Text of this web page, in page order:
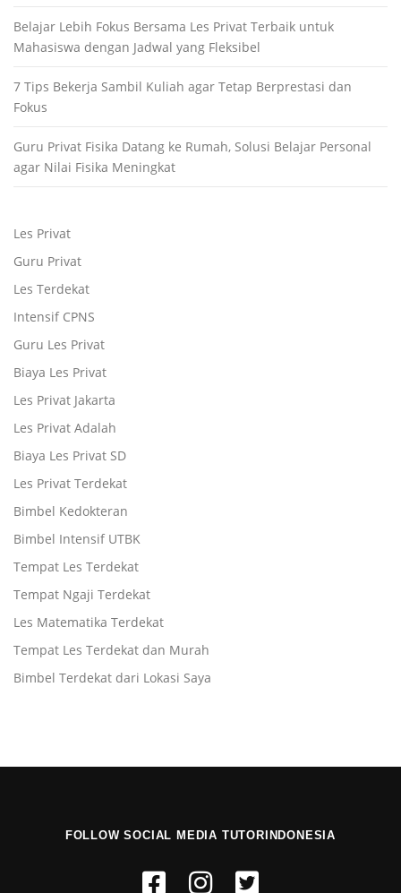
Belajar Lebih Fokus Bersama Les Privat Terbaik untuk
Mahasiswa dengan Jadwal yang Fleksibel
7 Tips Bekerja Sambil Kuliah agar Tetap Berprestasi dan
Fokus
Guru Privat Fisika Datang ke Rumah, Solusi Belajar Personal
agar Nilai Fisika Meningkat
Les Privat
Guru Privat
Les Terdekat
Intensif CPNS
Guru Les Privat
Biaya Les Privat
Les Privat Jakarta
Les Privat Adalah
Biaya Les Privat SD
Les Privat Terdekat
Bimbel Kedokteran
Bimbel Intensif UTBK
Tempat Les Terdekat
Tempat Ngaji Terdekat
Les Matematika Terdekat
Tempat Les Terdekat dan Murah
Bimbel Terdekat dari Lokasi Saya
FOLLOW SOCIAL MEDIA TUTORINDONESIA